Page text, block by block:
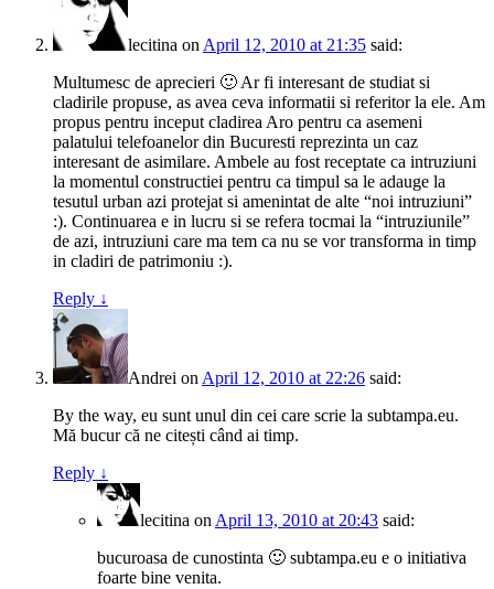
lecitina on April 12, 2010 at 21:35 said:
Multumesc de aprecieri 🙂 Ar fi interesant de studiat si
cladirile propuse, as avea ceva informatii si referitor la ele. Am
propus pentru inceput cladirea Aro pentru ca asemeni
palatului telefoanelor din Bucuresti reprezinta un caz
interesant de asimilare. Ambele au fost receptate ca intruziuni
la momentul constructiei pentru ca timpul sa le adauge la
tesutul urban azi protejat si amenintat de alte “noi intruziuni”
:). Continuarea e in lucru si se refera tocmai la “intruziunile”
de azi, intruziuni care ma tem ca nu se vor transforma in timp
in cladiri de patrimoniu :).
Reply ↓
Andrei on April 12, 2010 at 22:26 said:
By the way, eu sunt unul din cei care scrie la subtampa.eu.
Mă bucur că ne citești când ai timp.
Reply ↓
lecitina on April 13, 2010 at 20:43 said:
bucuroasa de cunostinta 🙂 subtampa.eu e o initiativa
foarte bine venita.